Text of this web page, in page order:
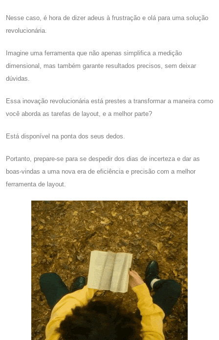
Nesse caso, é hora de dizer adeus à frustração e olá para uma solução
revolucionária.
Imagine uma ferramenta que não apenas simplifica a medição
dimensional, mas também garante resultados precisos, sem deixar
dúvidas.
Essa inovação revolucionária está prestes a transformar a maneira como
você aborda as tarefas de layout, e a melhor parte?
Está disponível na ponta dos seus dedos.
Portanto, prepare-se para se despedir dos dias de incerteza e dar as
boas-vindas a uma nova era de eficiência e precisão com a melhor
ferramenta de layout.